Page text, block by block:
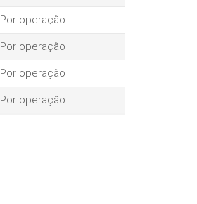
Por operação
Por operação
Por operação
Por operação